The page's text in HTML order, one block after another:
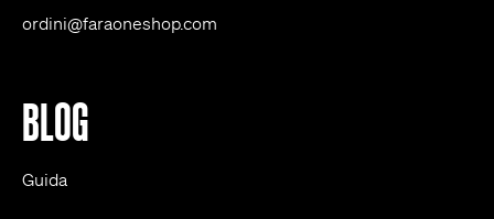
ordini@faraoneshop.com
BLOG
Guida